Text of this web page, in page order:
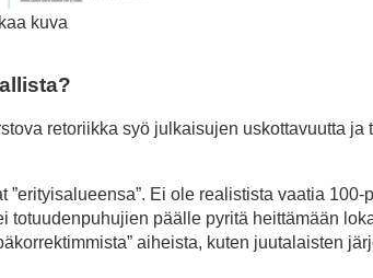
kuva
retoriikka syö julkaisujen uskottavuutta ja
Ei ole realistista vaatia 100-
päälle pyritä heittämään
aiheista, kuten juutalaisten